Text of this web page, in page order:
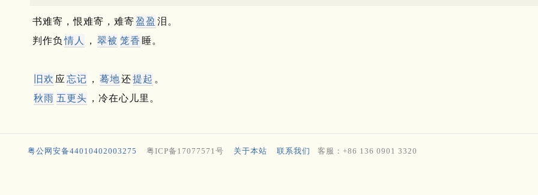
书难寄，恨难寄，难寄盈盈 泪。
判作负 情人 ， 翠被 笼香 睡。
旧欢 应 忘记 ， 蓦地还提起 。
秋雨 五更头 ，冷在心儿里。
粤公网安备44010402003275 粤ICP备17077571号 关于本站 联系我们 客服：+86 136 0901 3320